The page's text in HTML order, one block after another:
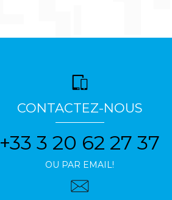
CONTACTEZ-NOUS
+33 3 20 62 27 37
OU PAR EMAIL!